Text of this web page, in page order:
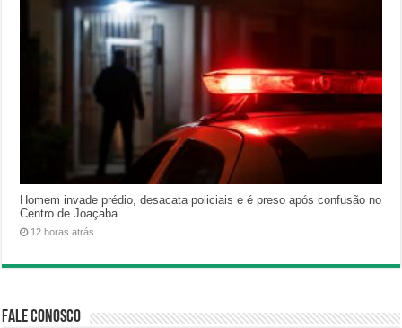
Homem invade prédio, desacata policiais e é preso após confusão no
Centro de Joaçaba
12 horas atrás
Fale Conosco